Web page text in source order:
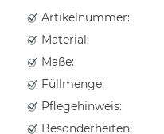
Artikelnummer:
Material:
Maße:
Füllmenge:
Pflegehinweis:
Besonderheiten: